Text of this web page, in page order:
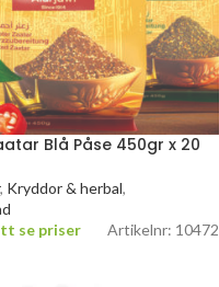
Blå Påse 450gr x 20
, Kryddor & herbal,
se priser
Artikelnr: 10472